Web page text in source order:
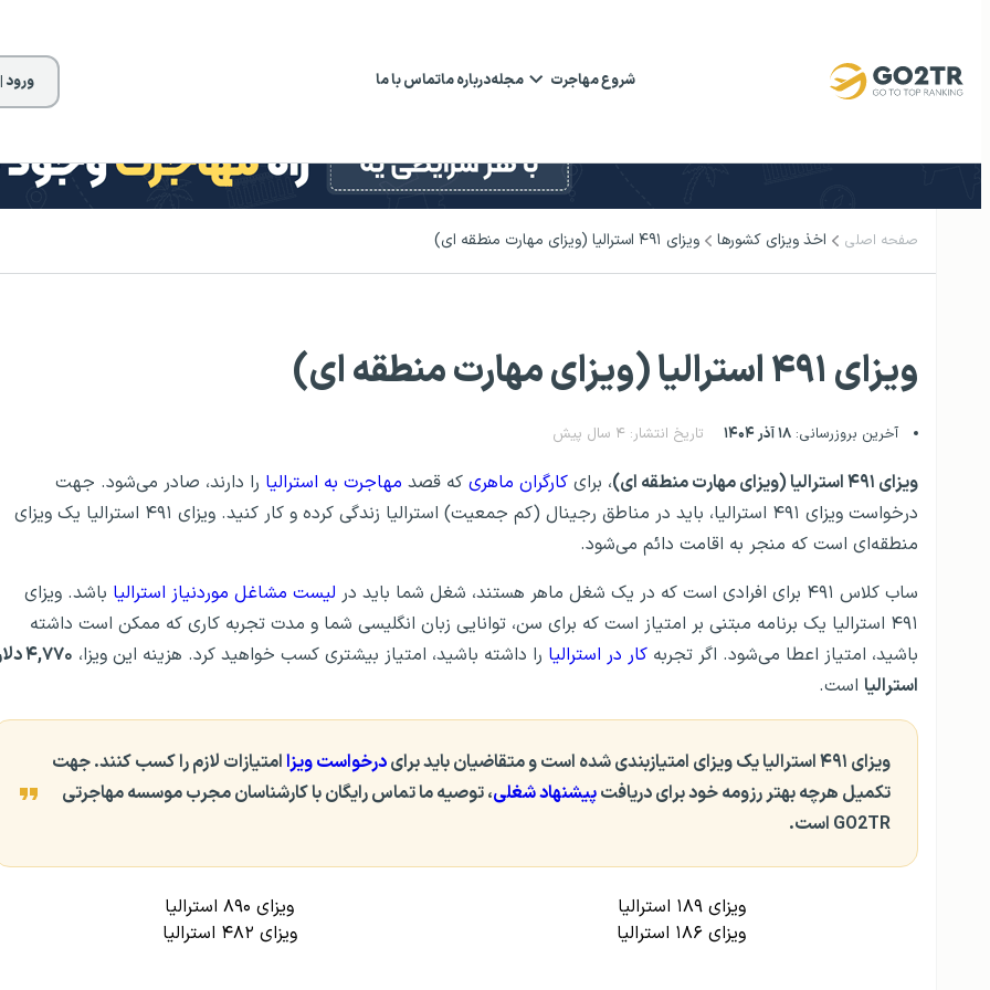
شروع مهاجرت مجلهدرباره ماتماس با ما ورود
صفحه اصلی اخذ ویزای کشورها ویزای ۴۹۱ استرالیا (ویزای مهارت منطقه ای)
ویزای ۴۹۱ استرالیا (ویزای مهارت منطقه ای)
آخرین بروزرسانی: ۱۸ آذر ۱۴۰۴ تاریخ انتشار: ۴ سال پیش
ویزای ۴۹۱ استرالیا (ویزای مهارت منطقه ای) ، برای کارگران ماهری که قصد مهاجرت به استرالیا را دارند، صادر می‌شود. جهت
درخواست ویزای ۴۹۱ استرالیا، باید در مناطق رجینال (کم جمعیت) استرالیا زندگی کرده و کار کنید. ویزای ۴۹۱ استرالیا یک ویزای
منطقه‌ای است که منجر به اقامت دائم می‌شود.
ساب کلاس ۴۹۱ برای افرادی است که در یک شغل ماهر هستند، شغل شما باید در
لیست مشاغل موردنیاز استرالیا باشد. ویزای
۴۹۱ استرالیا یک برنامه مبتنی بر امتیاز است که برای سن، توانایی زبان انگلیسی شما و مدت تجربه کاری که ممکن است داشته
باشید، امتیاز اعطا می‌شود. اگر تجربه کار در استرالیا را داشته باشید، امتیاز بیشتری کسب خواهید کرد. هزینه این ویزا،
۴,۷۷۰
استرالیا است.
ویزای ۴۹۱ استرالیا یک ویزای امتیازبندی شده است و متقاضیان باید برای درخواست ویزاامتیازات لازم را کسب کنند. جهت
تکمیل هرچه بهتر رزومه خود برای دریافتپیشنهاد شغلی، توصیه ما تماس رایگان با کارشناسان مجرب موسسه مهاجرتی
GO2TR است.
ویزای ۱۸۹ استرالیا
ویزای ۸۹۰ استرالیا
ویزای ۱۸۶ استرالیا
ویزای ۴۸۲ استرالیا